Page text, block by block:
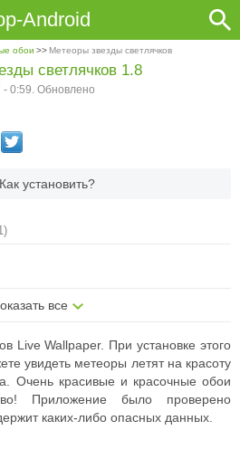
Android
обои >> Метеоры звезды светлячков
Как установить?
)
все
светлячков 1.8
- 0:59. Обновлено
Live Wallpaper. При установке этого
увидеть метеоры летят на красоту
Очень красивые и красочные обои
Приложение было проверено
каких-либо опасных данных.